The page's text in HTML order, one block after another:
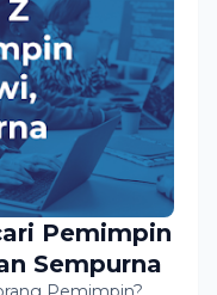
Pemimpin
Sempurna